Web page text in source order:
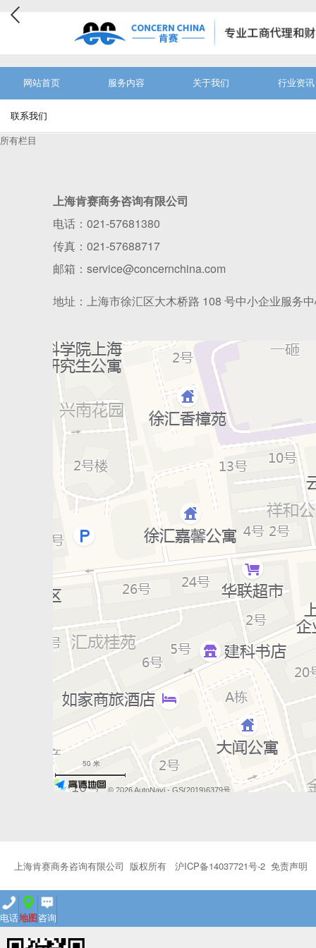
网站首页 服务内容 关于我们 行业资讯
联系我们
所有栏目
上海肯赛商务咨询有限公司
电话：021-57681380
传真：021-57688717
邮箱：service@concernchina.com
地址：上海市徐汇区大木桥路 108 号中小企业服务
50 米
© 2026 AutoNavi- GS(2019)6379号
上海肯赛商务咨询有限公司 版权所有 沪ICP备14037721号-2 免责声明
电话地图咨询